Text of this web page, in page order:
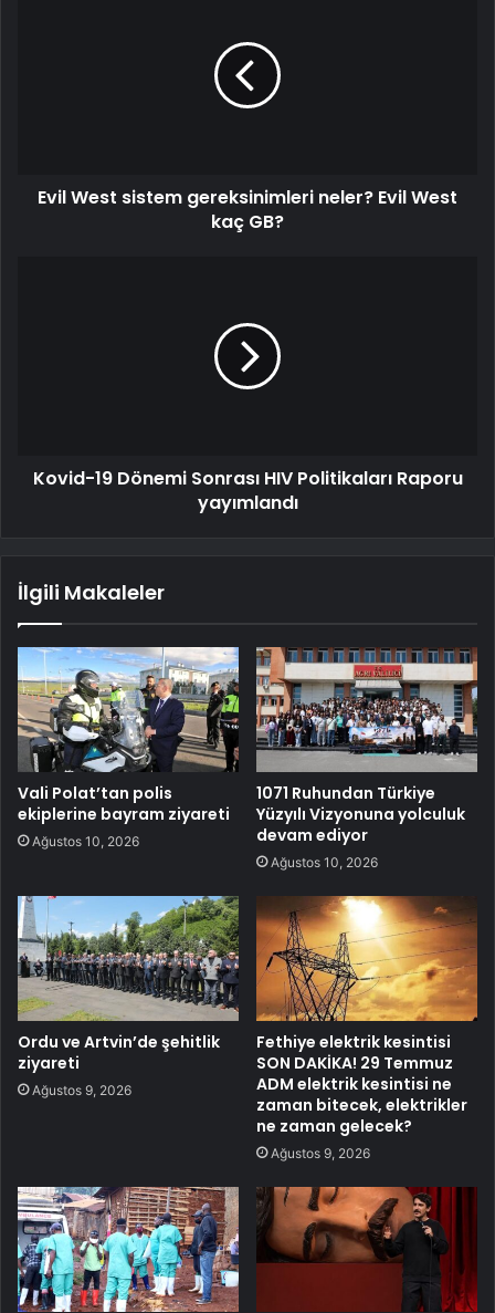
Evil West sistem gereksinimleri neler? Evil West
kaç GB?
Kovid-19 Dönemi Sonrası HIV Politikaları Raporu
yayımlandı
İlgili Makaleler
Vali Polat’tan polis
ekiplerine bayram ziyareti
Ağustos 10, 2026
1071 Ruhundan Türkiye
Yüzyılı Vizyonuna yolculuk
devam ediyor
Ağustos 10, 2026
Ordu ve Artvin’de şehitlik
ziyareti
Ağustos 9, 2026
Fethiye elektrik kesintisi
SON DAKİKA! 29 Temmuz
ADM elektrik kesintisi ne
zaman bitecek, elektrikler
ne zaman gelecek?
Ağustos 9, 2026